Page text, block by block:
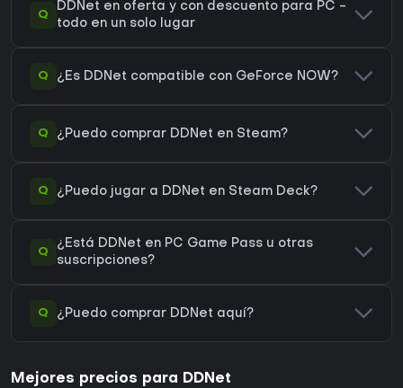
Q
DDNet en oferta y con descuento para PC -
todo en un solo lugar
Q ¿Es DDNet compatible con GeForce NOW?
Q ¿Puedo comprar DDNet en Steam?
Q ¿Puedo jugar a DDNet en Steam Deck?
Q
¿Está DDNet en PC Game Pass u otras
suscripciones?
Q ¿Puedo comprar DDNet aquí?
Mejores precios para DDNet